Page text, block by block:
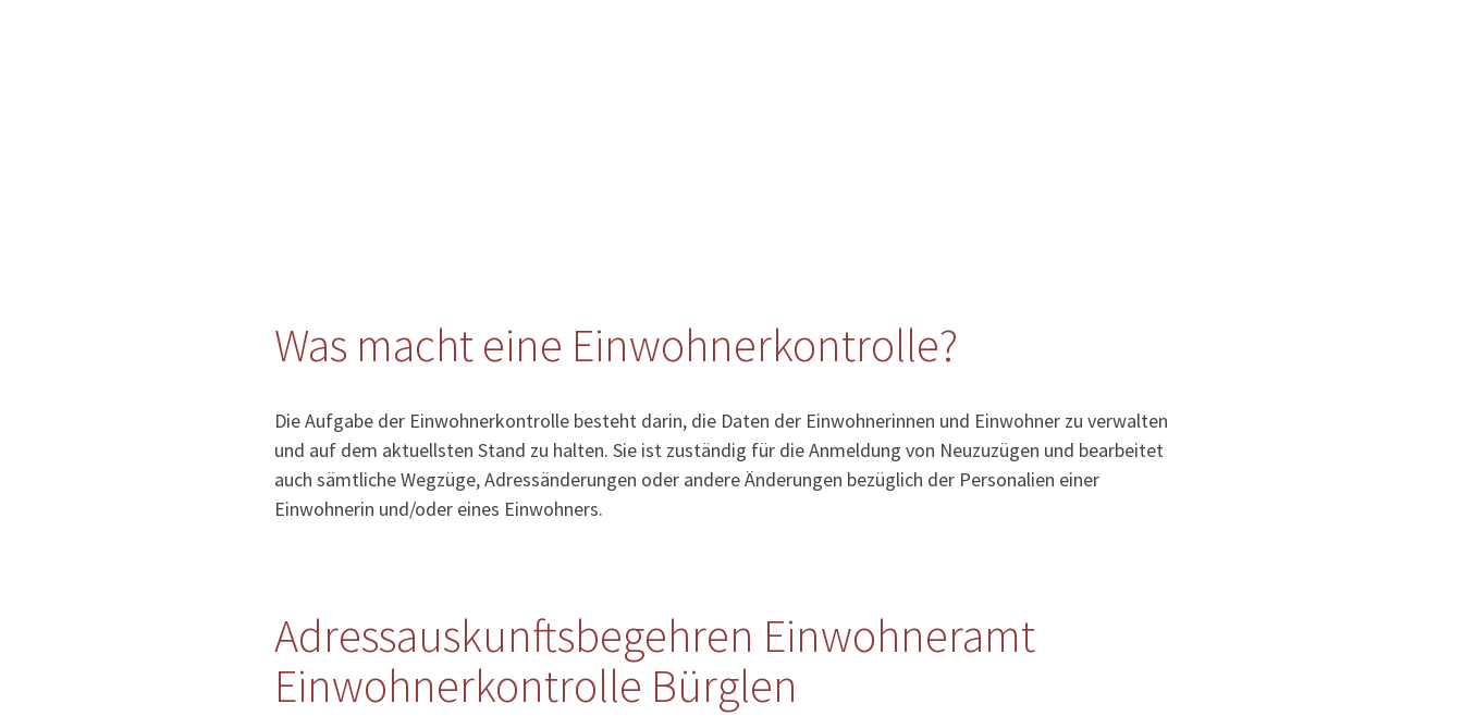
Was macht eine Einwohnerkontrolle?
Die Aufgabe der Einwohnerkontrolle besteht darin, die Daten der Einwohnerinnen und Einwohner zu verwalten
und auf dem aktuellsten Stand zu halten. Sie ist zuständig für die Anmeldung von Neuzuzügen und bearbeitet
auch sämtliche Wegzüge, Adressänderungen oder andere Änderungen bezüglich der Personalien einer
Einwohnerin und/oder eines Einwohners.
Adressauskunftsbegehren Einwohneramt
Einwohnerkontrolle Bürglen